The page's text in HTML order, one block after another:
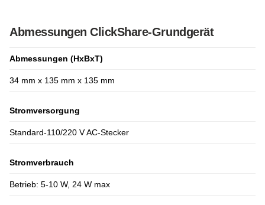
Abmessungen ClickShare-Grundgerät
Abmessungen (HxBxT)
34 mm x 135 mm x 135 mm
Stromversorgung
Standard-110/220 V AC-Stecker
Stromverbrauch
Betrieb: 5-10 W, 24 W max